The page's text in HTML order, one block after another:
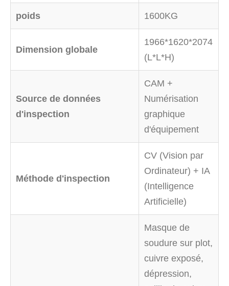
poids 1600KG
Dimension globale
1966*1620*2074
(L*L*H)
Source de données
d'inspection
CAM +
Numérisation
graphique
d'équipement
Méthode d'inspection
CV (Vision par
Ordinateur) + IA
(Intelligence
Artificielle)
Masque de
soudure sur plot,
cuivre exposé,
dépression,